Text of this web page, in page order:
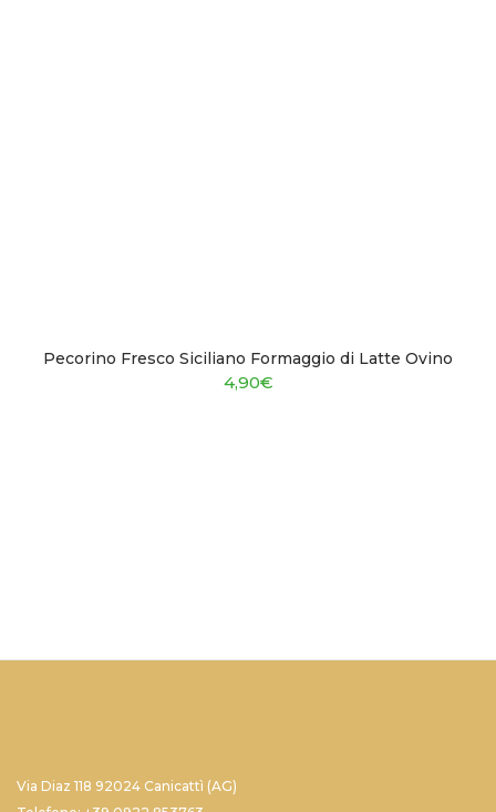
Pecorino Fresco Siciliano Formaggio di Latte Ovino
4,90€
Via Diaz 118 92024 Canicattì (AG)